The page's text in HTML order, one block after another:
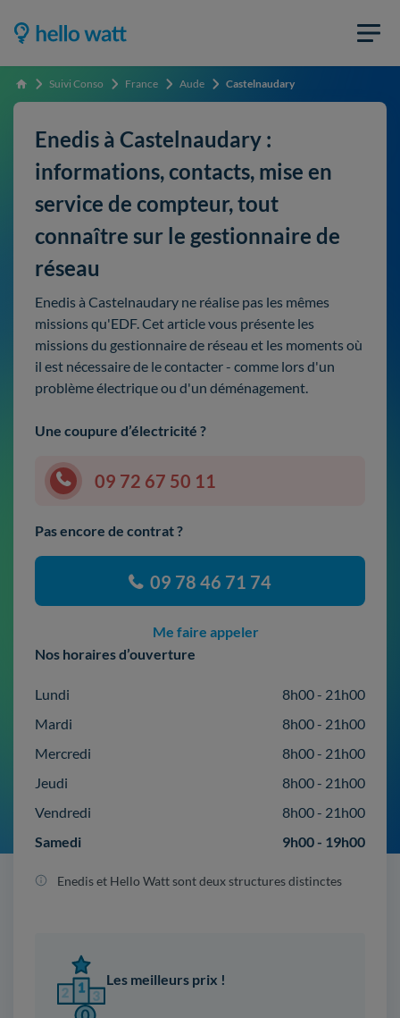
Accueil Suivi Conso France Aude Castelnaudary
Enedis à Castelnaudary :
informations, contacts, mise en
service de compteur, tout
connaître sur le gestionnaire de
réseau
Enedis à Castelnaudary ne réalise pas les mêmes
missions qu'EDF. Cet article vous présente les
missions du gestionnaire de réseau et les moments où
il est nécessaire de le contacter - comme lors d'un
problème électrique ou d'un déménagement.
Une coupure d’électricité ?
09 72 67 50 11
Pas encore de contrat ?
09 78 46 71 74
Me faire appeler
Nos horaires d’ouverture
Lundi
8h00 - 21h00
Mardi
8h00 - 21h00
Mercredi
8h00 - 21h00
Jeudi
8h00 - 21h00
Vendredi
8h00 - 21h00
Samedi
9h00 - 19h00
Enedis et Hello Watt sont deux structures distinctes
Les meilleurs prix !